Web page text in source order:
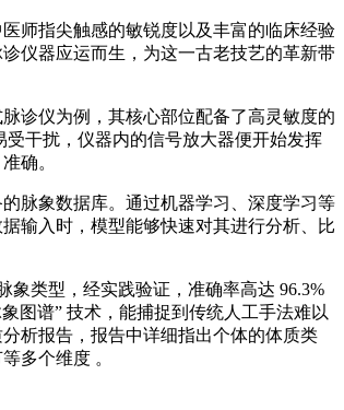
师指尖触感的敏锐度以及丰富的临床经验
仪器应运而生，为这一古老技艺的革新带
诊仪为例，其核心部位配备了高灵敏度的
干扰，仪器内的信号放大器便开始发挥
确。
脉象数据库。通过机器学习、深度学习等
输入时，模型能够快速对其进行分析、比
象类型，经实践验证，准确率高达 96.3%
图谱” 技术，能捕捉到传统人工手法难以
析报告，报告中详细指出个体的体质类
多个维度 。